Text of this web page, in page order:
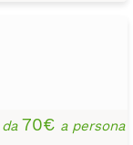
da70€ a persona